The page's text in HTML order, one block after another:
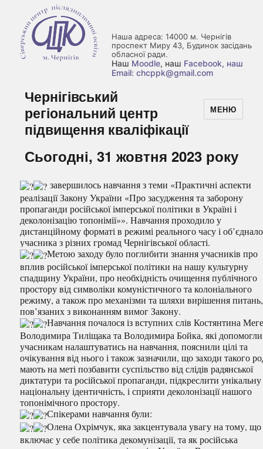
Наша адреса: 14000 м. Чернігів
проспект Миру 43, Будинок засідань
обласної ради.
Наш Moodle, наш Facebook, наш
Email: chcppk@gmail.com
Чернігівський
регіональний центр
підвищення кваліфікації
МЕНЮ
Сьогодні, 31 жовтня 2023 року
завершилось навчання з теми «Практичні аспекти
реалізації Закону України «Про засудження та заборону
пропаганди російської імперської політики в Україні і
деколонізацію топонімії»». Навчання проходило у
дистанційному форматі в режимі реального часу і
учасника з різних громад Чернігівської області.
Метою заходу було поглибити знання учасників про
вплив російської імперської політики на нашу культурну
спадщину України, про необхідність очищення публічного
простору від символіки комуністичного та колоніального
режиму, а також про механізми та шляхи вирішення питань,
пов’язаних з виконанням вимог Закону.
Навчання почалося із вступних слів Костянтина
Володимира Тиліщака та Володимира Бойка, які допомогли
учасникам налаштуватись на навчання, пояснили цілі та
очікування від нього і також зазначили, що заходи такого
мають на меті позбавити суспільство від слідів радянської
диктатури та російської пропаганди, підкреслити унікальну
національну ідентичність, і сприяти деколонізації нашого
топонімічного простору.
Спікерами навчання були:
Олена Охрімчук, яка закцентувала увагу на тому, що
включає у себе політика декомунізації, та як російська